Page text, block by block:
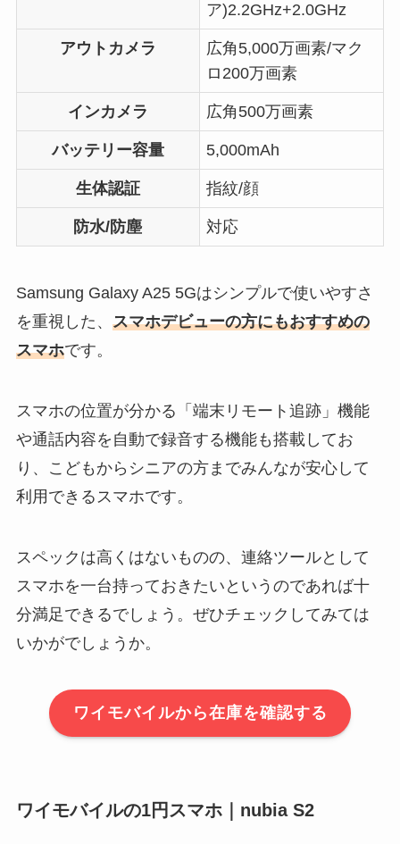
ア)2.2GHz+2.0GHz
アウトカメラ
広角5,000万画素/マク
ロ200万画素
インカメラ 広角500万画素
バッテリー容量 5,000mAh
生体認証 指紋/顔
防水/防塵 対応
Samsung Galaxy A25 5Gはシンプルで使いやすさ
を重視した、 スマホデビューの方にもおすすめの
スマホです。
スマホの位置が分かる「端末リモート追跡」機能
や通話内容を自動で録音する機能も搭載してお
り、こどもからシニアの方までみんなが安心して
利用できるスマホです。
スペックは高くはないものの、連絡ツールとして
スマホを一台持っておきたいというのであれば十
分満足できるでしょう。ぜひチェックしてみては
いかがでしょうか。
ワイモバイルから在庫を確認する
ワイモバイルの1円スマホ｜nubia S2